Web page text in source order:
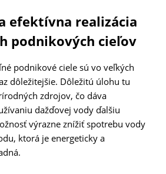
efektívna realizácia
podnikových cieľov
podnikové ciele sú vo veľkých
dôležitejšie. Dôležitú úlohu tu
zdrojov, čo dáva
dažďovej vody ďalšiu
výrazne znížiť spotrebu vody
ktorá je energeticky a